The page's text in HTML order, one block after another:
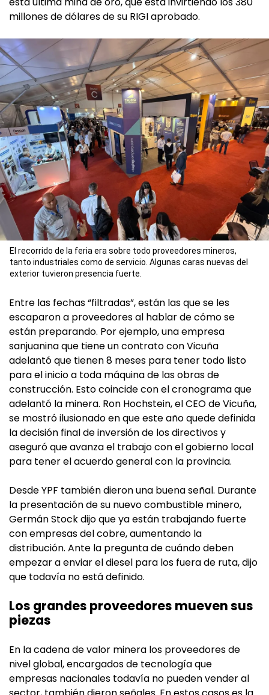
millones de dólares de su RIGI aprobado.
El recorrido de la feria era sobre todo proveedores mineros,
tanto industriales como de servicio. Algunas caras nuevas del
exterior tuvieron presencia fuerte.
Entre las fechas “filtradas”, están las que se les
escaparon a proveedores al hablar de cómo se
están preparando. Por ejemplo, una empresa
sanjuanina que tiene un contrato con Vicuña
adelantó que tienen 8 meses para tener todo listo
para el inicio a toda máquina de las obras de
construcción. Esto coincide con el cronograma que
adelantó la minera. Ron Hochstein, el CEO de Vicuña,
se mostró ilusionado en que este año quede definida
la decisión final de inversión de los directivos y
aseguró que avanza el trabajo con el gobierno local
para tener el acuerdo general con la provincia.
Desde YPF también dieron una buena señal. Durante
la presentación de su nuevo combustible minero,
Germán Stock dijo que ya están trabajando fuerte
con empresas del cobre, aumentando la
distribución. Ante la pregunta de cuándo deben
empezar a enviar el diesel para los fuera de ruta, dijo
que todavía no está definido.
Los grandes proveedores mueven sus
piezas
En la cadena de valor minera los proveedores de
nivel global, encargados de tecnología que
empresas nacionales todavía no pueden vender al